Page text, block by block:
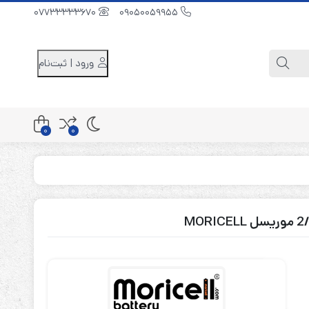
ورود | ثبت‌نام
کابینت باتری 48 ولت
کابینت باتری 96 ولت
0
0